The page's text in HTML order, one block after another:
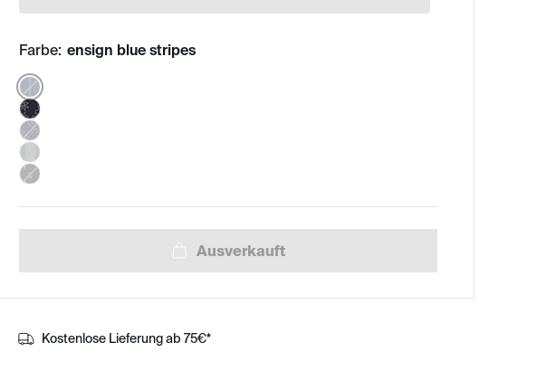
Farbe: ensign blue stripes
Color:
Kostenlose Lieferung ab 75€*